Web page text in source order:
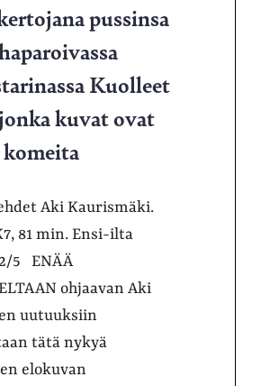
pussinsa
Kuolleet
kuvat ovat
Aki Kaurismäki.
81 min. Ensi-ilta
2/5 ENÄÄ
ohjaavan Aki
uutuuksiin
tätä nykyä
elokuvan